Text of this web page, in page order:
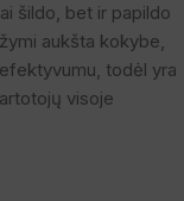
šildo, bet ir papildo
aukšta kokybe,
todėl yra
visoje